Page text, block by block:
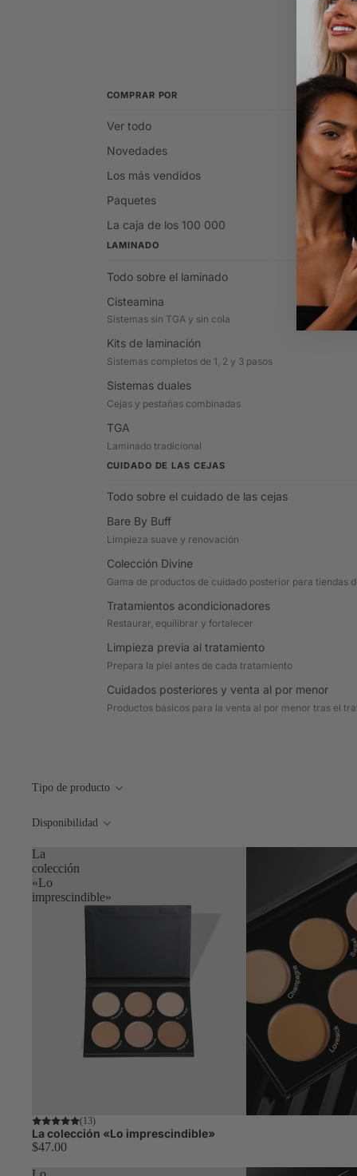
COMPRAR POR
Ver todo
Novedades
Los más vendidos
Paquetes
La caja de los 100 000
LAMINADO
Todo sobre el laminado
Cisteamina
Sistemas sin TGA y sin cola
Kits de laminación
Sistemas completos de 1, 2 y 3 pasos
Sistemas duales
Cejas y pestañas combinadas
TGA
Laminado tradicional
CUIDADO DE LAS CEJAS
Todo sobre el cuidado de las cejas
Bare By Buff
Limpieza suave y renovación
Colección Divine
Gama de productos de cuidado posterior para tiendas
Tratamientos acondicionadores
Restaurar, equilibrar y fortalecer
Limpieza previa al tratamiento
Prepara la piel antes de cada tratamiento
Cuidados posteriores y venta al por menor
Productos básicos para la venta al por menor tras el
Tipo de producto
Disponibilidad
La
colección
«Lo
imprescindible»
(13)
La colección «Lo imprescindible»
$47.00